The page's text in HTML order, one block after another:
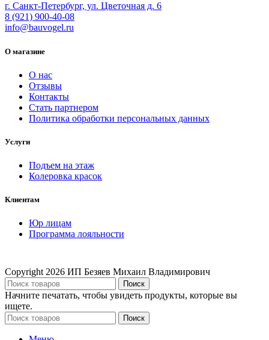
г. Санкт-Петербург, ул. Цветочная д. 6
8 (921) 900-40-08
info@bauvogel.ru
О магазине
О нас
Отзывы
Контакты
Стать партнером
Политика обработки персональных данных
Услуги
Подъем на этаж
Колеровка красок
Клиентам
Юр лицам
Программа лояльности
Copyright 2026 ИП Безяев Михаил Владимирович
Поиск
Начните печатать, чтобы увидеть продукты, которые вы
ищете.
Поиск